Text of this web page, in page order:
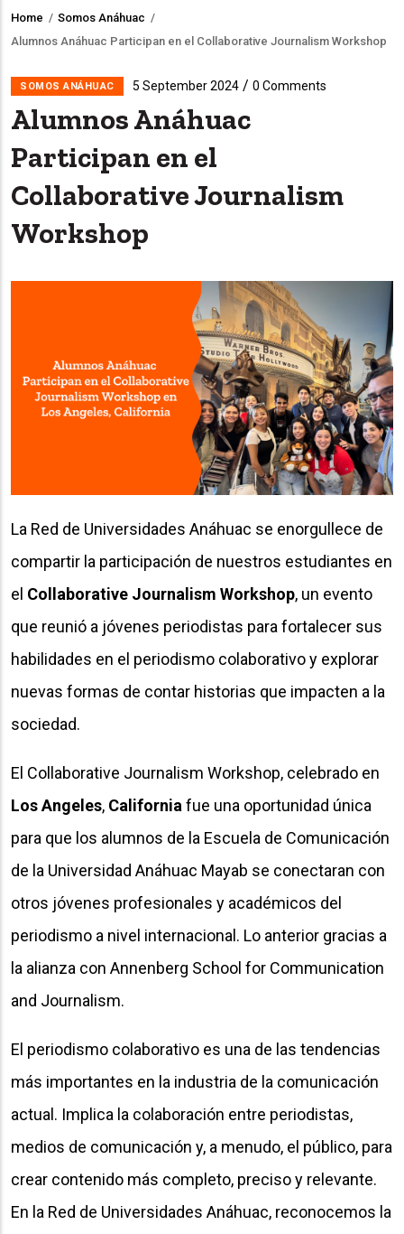
Breadcrumb
Home / Somos Anáhuac /
Alumnos Anáhuac Participan en el Collaborative Journalism Workshop
SOMOS ANÁHUAC 5 September 2024/ 0 Comments
Alumnos Anáhuac
Participan en el
Collaborative Journalism
Workshop
La Red de Universidades Anáhuac se enorgullece de
compartir la participación de nuestros estudiantes en
el Collaborative Journalism Workshop, un evento
que reunió a jóvenes periodistas para fortalecer sus
habilidades en el periodismo colaborativo y explorar
nuevas formas de contar historias que impacten a la
sociedad.
El Collaborative Journalism Workshop, celebrado en
Los Angeles, Californiafue una oportunidad única
para que los alumnos de la Escuela de Comunicación
de la Universidad Anáhuac Mayab se conectaran con
otros jóvenes profesionales y académicos del
periodismo a nivel internacional. Lo anterior gracias a
la alianza con Annenberg School for Communication
and Journalism.
El periodismo colaborativo es una de las tendencias
más importantes en la industria de la comunicación
actual. Implica la colaboración entre periodistas,
medios de comunicación y, a menudo, el público, para
crear contenido más completo, preciso y relevante.
En la Red de Universidades Anáhuac, reconocemos la